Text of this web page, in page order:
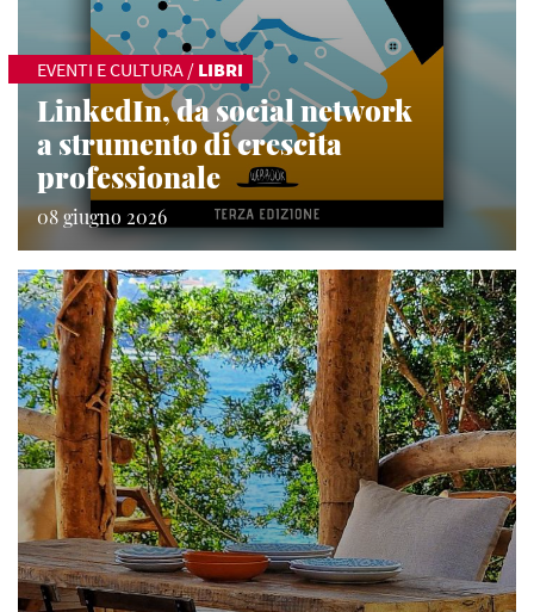
EVENTI E CULTURA / LIBRI
LinkedIn, da social network
a strumento di crescita
professionale
08 giugno 2026